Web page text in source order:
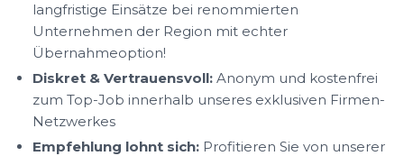
langfristige Einsätze bei renommierten
Unternehmen der Region mit echter
Übernahmeoption!
Diskret & Vertrauensvoll: Anonym und kostenfrei
zum Top-Job innerhalb unseres exklusiven Firmen-
Netzwerkes
Empfehlung lohnt sich: Profitieren Sie von unserer